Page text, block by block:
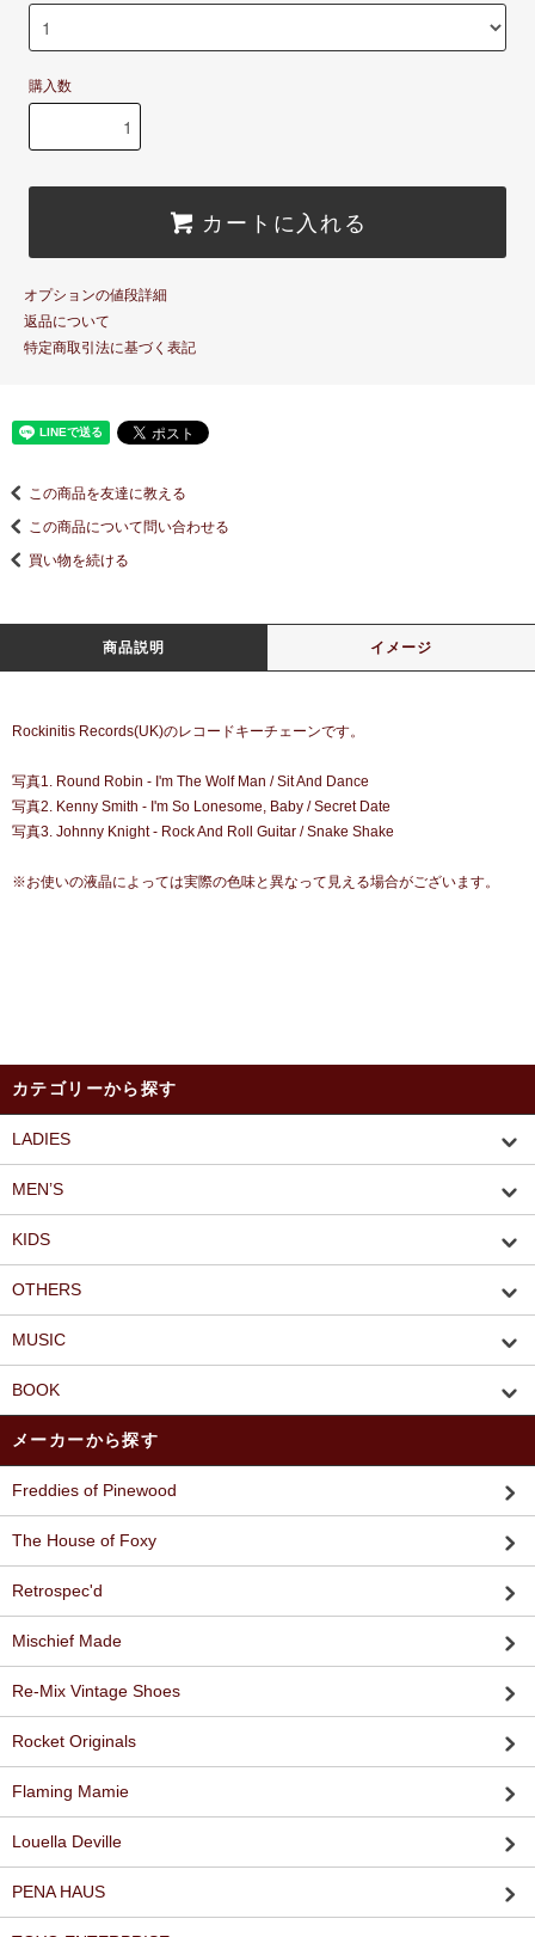
購入数
カートに入れる
オプションの値段詳細
返品について
特定商取引法に基づく表記
この商品を友達に教える
この商品について問い合わせる
買い物を続ける
商品説明 イメージ
Rockinitis Records(UK)のレコードキーチェーンです。
写真1. Round Robin - I'm The Wolf Man / Sit And Dance
写真2. Kenny Smith - I'm So Lonesome, Baby / Secret Date
写真3. Johnny Knight - Rock And Roll Guitar / Snake Shake
※お使いの液晶によっては実際の色味と異なって見える場合がございます。
カテゴリーから探す
LADIES
MEN’S
KIDS
OTHERS
MUSIC
BOOK
メーカーから探す
Freddies of Pinewood
The House of Foxy
Retrospec'd
Mischief Made
Re-Mix Vintage Shoes
Rocket Originals
Flaming Mamie
Louella Deville
PENA HAUS